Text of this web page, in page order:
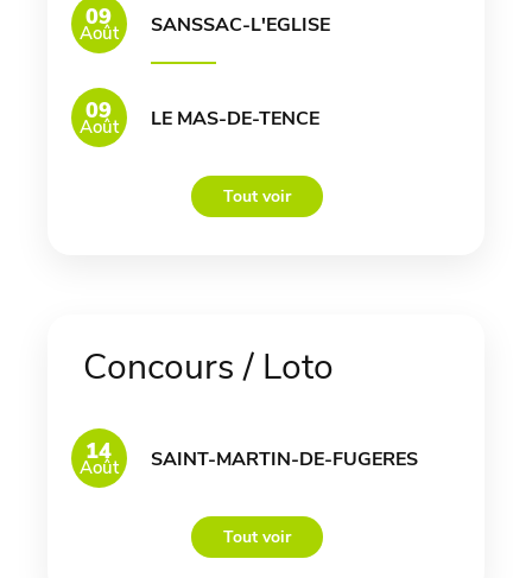
09
Août SANSSAC-L'EGLISE
09
Août LE MAS-DE-TENCE
Tout voir
Concours / Loto
14
Août SAINT-MARTIN-DE-FUGERES
Tout voir